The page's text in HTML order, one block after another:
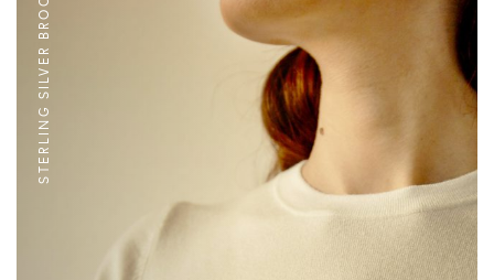
STERLING SILVER BROOCH